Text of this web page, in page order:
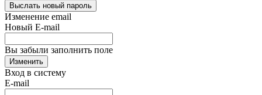
Выслать новый пароль
Изменение email
Новый E-mail
Вы забыли заполнить поле
Изменить
Вход в систему
E-mail